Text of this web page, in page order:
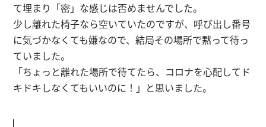
て埋まり「密」な感じは否めませんでした。
少し離れた椅子なら空いていたのですが、呼び出し番号
に気づかなくても嫌なので、結局その場所で黙って待っ
ていました。
「ちょっと離れた場所で待てたら、コロナを心配してド
キドキしなくてもいいのに！」と思いました。